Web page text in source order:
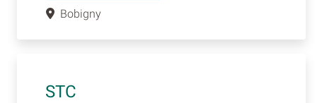
Bobigny
STC